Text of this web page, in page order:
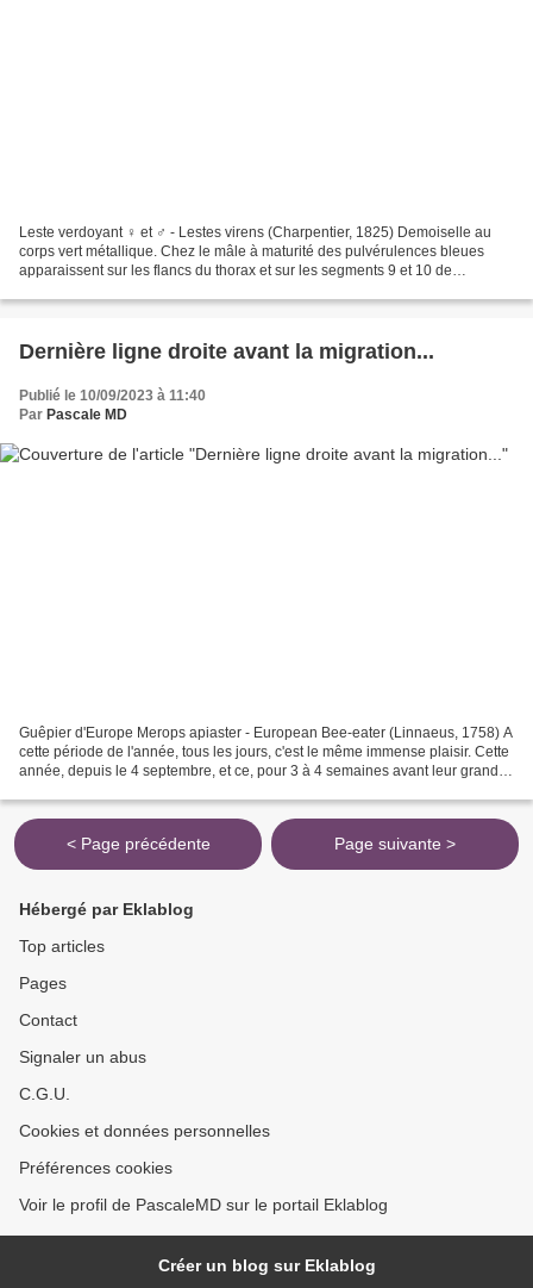
Leste verdoyant ♀ et ♂ - Lestes virens (Charpentier, 1825) Demoiselle au
corps vert métallique. Chez le mâle à maturité des pulvérulences bleues
apparaissent sur les flancs du thorax et sur les segments 9 et 10 de
Dernière ligne droite avant la migration...
Publié le 10/09/2023 à 11:40
Par Pascale MD
Guêpier d'Europe Merops apiaster - European Bee-eater (Linnaeus, 1758) A
cette période de l'année, tous les jours, c'est le même immense plaisir. Cette
année, depuis le 4 septembre, et ce, pour 3 à 4 semaines avant leur grand
< Page précédente Page suivante >
Hébergé par Eklablog
Top articles
Pages
Contact
Signaler un abus
C.G.U.
Cookies et données personnelles
Préférences cookies
Voir le profil de PascaleMD sur le portail Eklablog
Créer un blog sur Eklablog